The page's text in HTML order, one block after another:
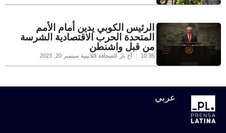
الرئيس الكوبي يدين أمام الأمم
المتحدة الحرب الاقتصادية الشرسة
من قبل واشنطن
10:35 أخ بار الصحافة اللاتينية سبتمبر 20, 2023
عربي